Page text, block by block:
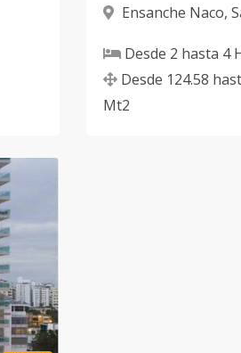
Ensanche Naco,
Desde 2 hasta 4
Desde 124.58
Mt2